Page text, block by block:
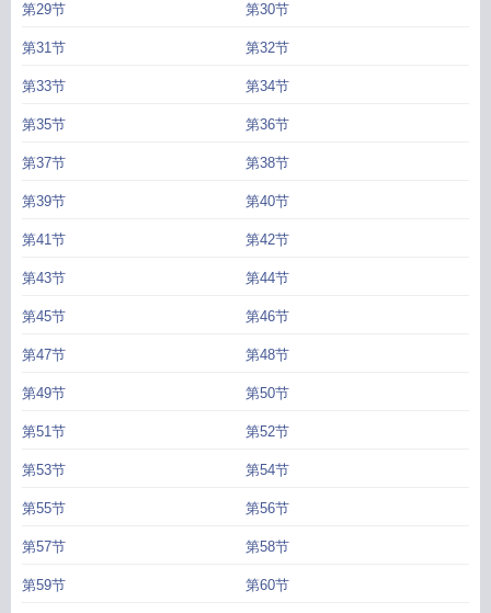
第29节 第30节
第31节 第32节
第33节 第34节
第35节 第36节
第37节 第38节
第39节 第40节
第41节 第42节
第43节 第44节
第45节 第46节
第47节 第48节
第49节 第50节
第51节 第52节
第53节 第54节
第55节 第56节
第57节 第58节
第59节 第60节